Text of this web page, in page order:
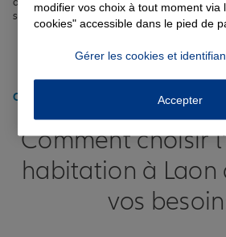
savoir sur l'assurance auto à Laon:
Quels sont les différents types de
Obtenir un tarif pour votre assurance auto
Comment choisir
habitation à Laon
vos
modifier vos choix à tout moment via
cookies" accessible dans le pied de
Gérer les cookies et
Accepter